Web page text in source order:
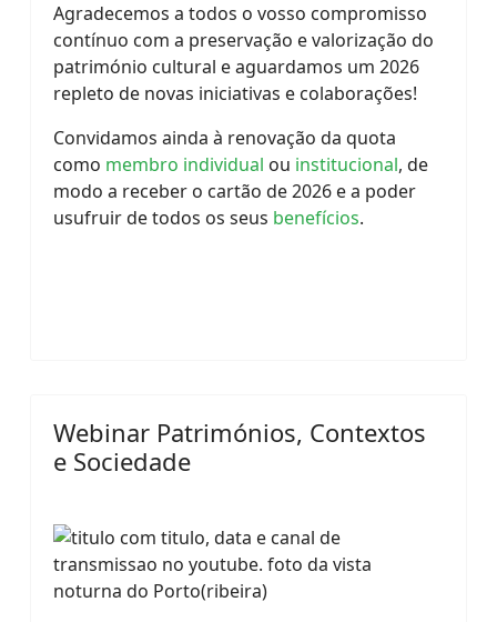
Agradecemos a todos o vosso compromisso
contínuo com a preservação e valorização do
património cultural e aguardamos um 2026
repleto de novas iniciativas e colaborações!
Convidamos ainda à renovação da quota
como membro individual ou institucional, de
modo a receber o cartão de 2026 e a poder
usufruir de todos os seus benefícios.
Webinar Patrimónios, Contextos
e Sociedade